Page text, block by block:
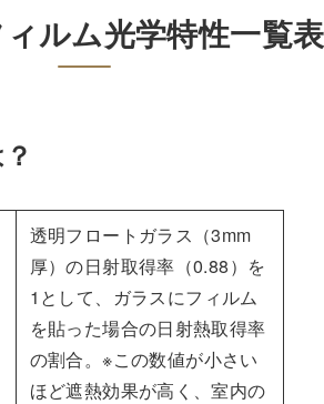
ルム光学特性一覧表
透明フロートガラス（3mm
厚）の日射取得率（0.88）を
1として、ガラスにフィルム
を貼った場合の日射熱取得率
の割合。※この数値が小さい
ほど遮熱効果が高く、室内の